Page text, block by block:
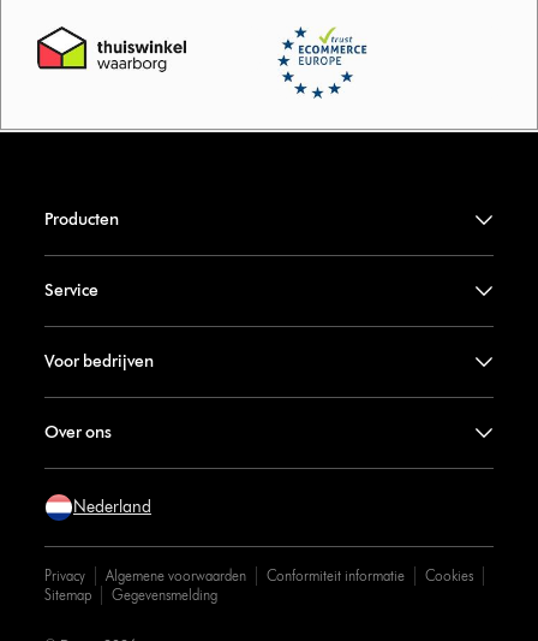
Producten
Service
Voor bedrijven
Over ons
Nederland
Privacy Algemene voorwaarden Conformiteit informatie
Cookies
Sitemap
Gegevensmelding